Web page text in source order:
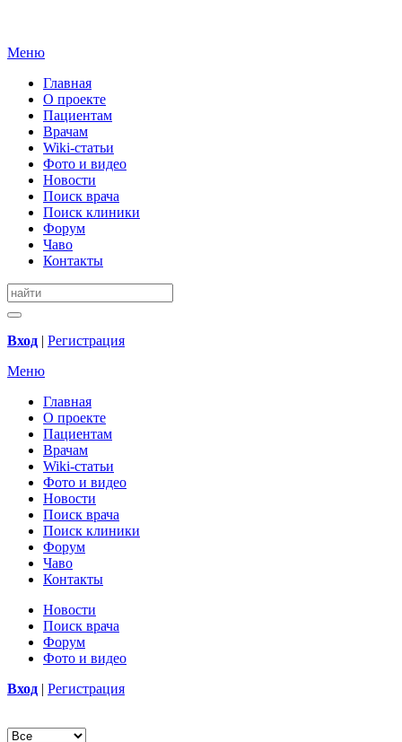
Меню
Главная
О проекте
Пациентам
Врачам
Wiki-статьи
Фото и видео
Новости
Поиск врача
Поиск клиники
Форум
Чаво
Контакты
Вход | Регистрация
Меню
Главная
О проекте
Пациентам
Врачам
Wiki-статьи
Фото и видео
Новости
Поиск врача
Поиск клиники
Форум
Чаво
Контакты
Новости
Поиск врача
Форум
Фото и видео
Вход | Регистрация